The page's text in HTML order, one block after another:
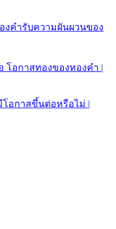
องคำรับความผันผวนของ
โอกาสทองของทองคำ |
มีโอกาสขึ้นต่อหรือไม่ |